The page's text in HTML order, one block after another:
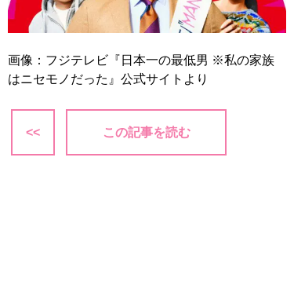
画像：フジテレビ『日本一の最低男 ※私の家族
はニセモノだった』公式サイトより
<< この記事を読む